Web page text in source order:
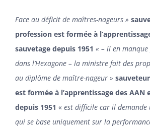
Face au déficit de maîtres-nageurs »
profession est formée à
sauvetage depuis 1951 « – il en
dans l’Hexagone – la ministre fait des
au diplôme de maître-nageur »
est formée à l’apprentissage des AAN
depuis 1951 « est difficile car il demande
qui se base uniquement sur la